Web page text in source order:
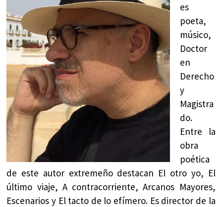
es
poeta,
músico,
Doctor
en
Derecho
y
Magistra
do.
Entre la
obra
poética
de este autor extremeño destacan El otro yo, El
último viaje, A contracorriente, Arcanos Mayores,
Escenarios y El tacto de lo efímero. Es director de la